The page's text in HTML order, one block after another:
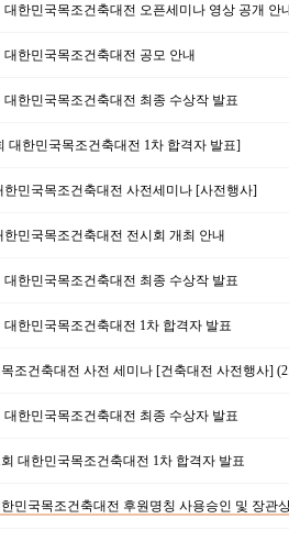
대한민국목조건축대전 오픈세미나 영상 공개 안
대한민국목조건축대전 공모 안내
대한민국목조건축대전 최종 수상작 발표
대한민국목조건축대전 1차 합격자 발표]
한민국목조건축대전 사전세미나 [사전행사]
한민국목조건축대전 전시회 개최 안내
대한민국목조건축대전 최종 수상작 발표
대한민국목조건축대전 1차 합격자 발표
조건축대전 사전 세미나 [건축대전 사전행사]
대한민국목조건축대전 최종 수상자 발표
대한민국목조건축대전 1차 합격자 발표
민국목조건축대전 후원명칭 사용승인 및 장관